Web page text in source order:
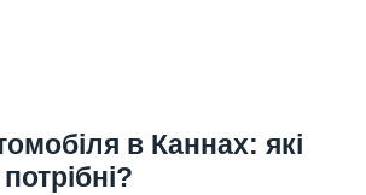
в Каннах: які